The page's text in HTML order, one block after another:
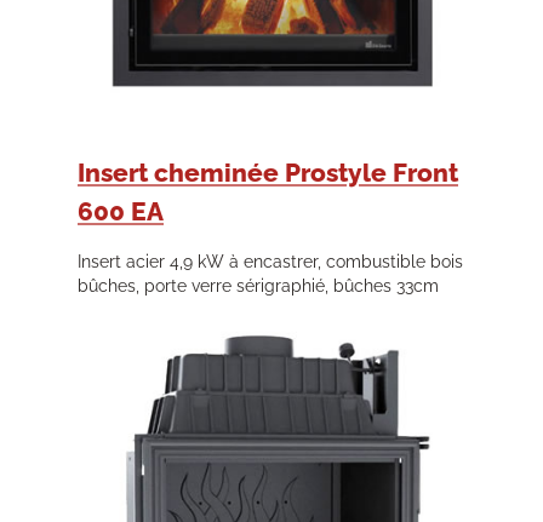
Insert cheminée Prostyle Front
600 EA
Insert acier 4,9 kW à encastrer, combustible bois
bûches, porte verre sérigraphié, bûches 33cm